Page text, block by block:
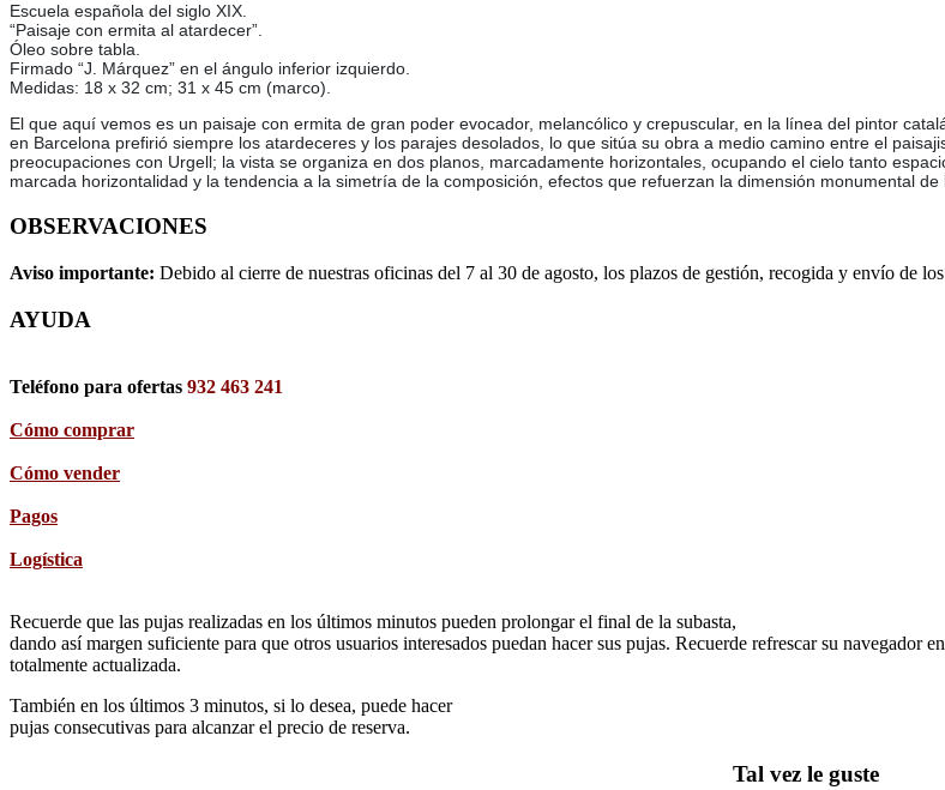
Escuela española del siglo XIX.
“Paisaje con ermita al atardecer”.
Óleo sobre tabla.
Firmado “J. Márquez” en el ángulo inferior izquierdo.
Medidas: 18 x 32 cm; 31 x 45 cm (marco).
El que aquí vemos es un paisaje con ermita de gran poder evocador, melancólico y crepuscular, en la línea del pintor
en Barcelona prefirió siempre los atardeceres y los parajes desolados, lo que sitúa su obra a medio camino entre el
preocupaciones con Urgell; la vista se organiza en dos planos, marcadamente horizontales, ocupando el cielo tanto
marcada horizontalidad y la tendencia a la simetría de la composición, efectos que refuerzan la dimensión monumental
OBSERVACIONES
Aviso importante: Debido al cierre de nuestras oficinas del 7 al 30 de agosto, los plazos de gestión, recogida y envío de
AYUDA
Teléfono para ofertas 932 463 241
Cómo comprar
Cómo vender
Pagos
Logística
Recuerde que las pujas realizadas en los últimos minutos pueden prolongar el final de la subasta,
dando así margen suficiente para que otros usuarios interesados puedan hacer sus pujas. Recuerde refrescar su
totalmente actualizada.
También en los últimos 3 minutos, si lo desea, puede hacer
pujas consecutivas para alcanzar el precio de reserva.
Tal vez le guste